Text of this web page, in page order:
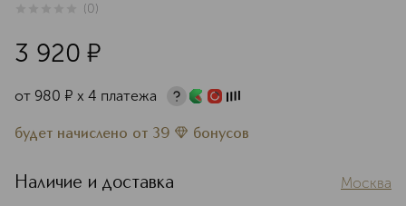
(0)
3 920 ¤
от 980 ¤ х 4 платежа
будет начислено от 39 бонусов
Наличие и доставка Москва